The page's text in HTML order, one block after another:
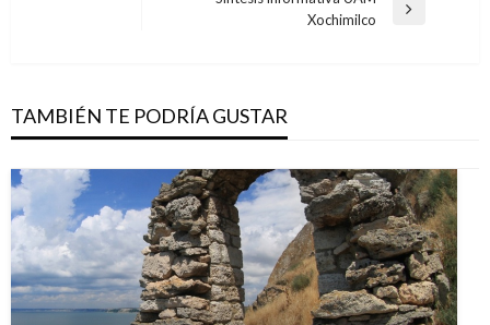
Xochimilco
TAMBIÉN TE PODRÍA GUSTAR